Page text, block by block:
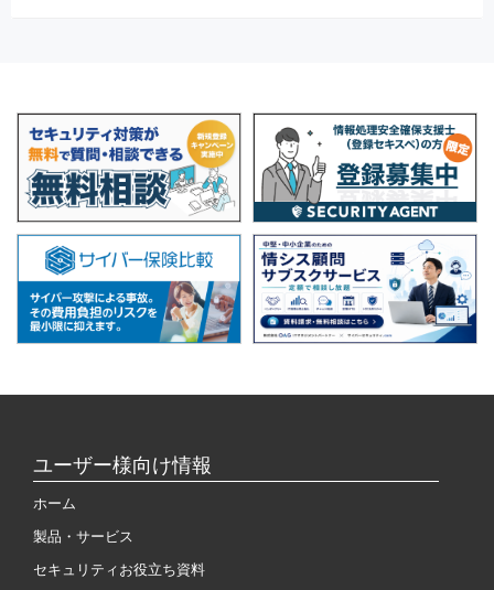
ユーザー様向け情報
ホーム
製品・サービス
セキュリティお役立ち資料